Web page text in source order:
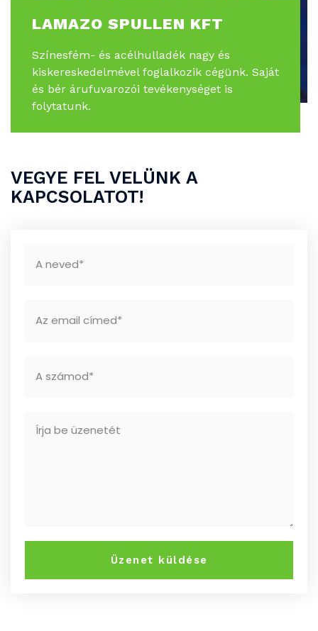
LAMAZO SPULLEN KFT
Színesfém- és acélhulladék nagy és
kiskereskedelmével foglalkozik cégünk. Saját
és bér árufuvarozói tevékenységet is
folytatunk.
VEGYE FEL VELÜNK A
KAPCSOLATOT!
Üzenet küldése